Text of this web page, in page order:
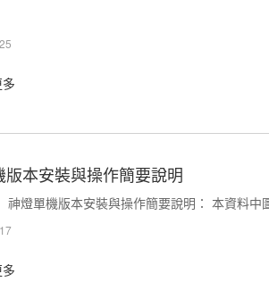
版本安裝與操作簡要說明
神燈單機版本安裝與操作簡要說明： 本資料